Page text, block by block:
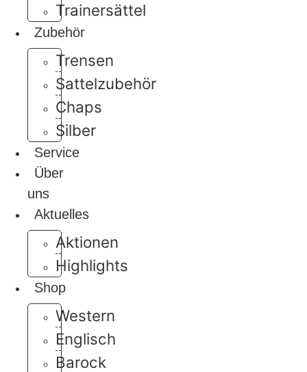
Trainersättel
Zubehör
Trensen
Sattelzubehör
Chaps
Silber
Service
Über
uns
Aktuelles
Aktionen
Highlights
Shop
Western
Englisch
Barock